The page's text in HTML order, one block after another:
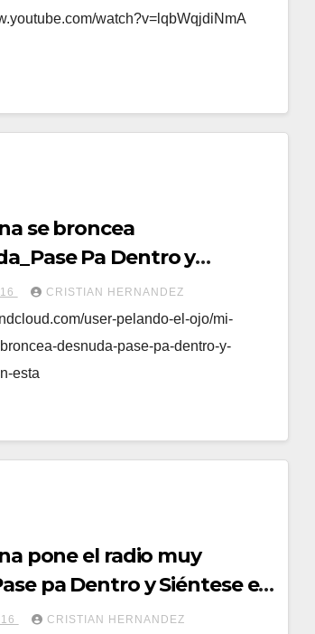
watch?v=lqbWqjdiNmA
se broncea
Pa Dentro y
en Esta
CRISTIAN HERNANDEZ
user-pelando-el-ojo/mi-
desnuda-pase-pa-dentro-y-
esta
pone el radio muy
pa Dentro y Siéntese en
CRISTIAN HERNANDEZ